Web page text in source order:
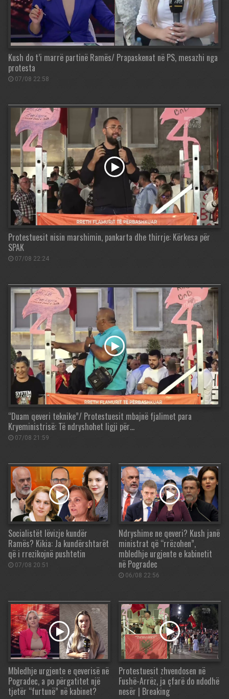
Kush do t’i marrë partinë Ramës/ Prapaskenat në PS, mesazhi nga
protesta
07/08 22:58
Protestuesit nisin marshimin, pankarta dhe thirrje: Kërkesa për
SPAK
07/08 22:24
“Duam qeveri teknike”/ Protestuesit mbajnë fjalimet para
Kryeministrisë: Të ndryshohet ligji për…
07/08 21:59
Socialistët lëvizje kundër
Ramës? Kikia: Ja kundërshtarët
që i rrezikojnë pushtetin
07/08 20:51
Ndryshime ne qeveri? Kush janë
ministrat që “rrëzohen”,
mbledhje urgjente e kabinetit
në Pogradec
06/08 22:56
Mbledhje urgjente e qeverisë në
Pogradec, a po përgatitet një
tjetër “furtunë” në kabinet?
Protestuesit zhvendosen në
Fushë-Arrëz, ja çfarë do ndodhë
nesër | Breaking